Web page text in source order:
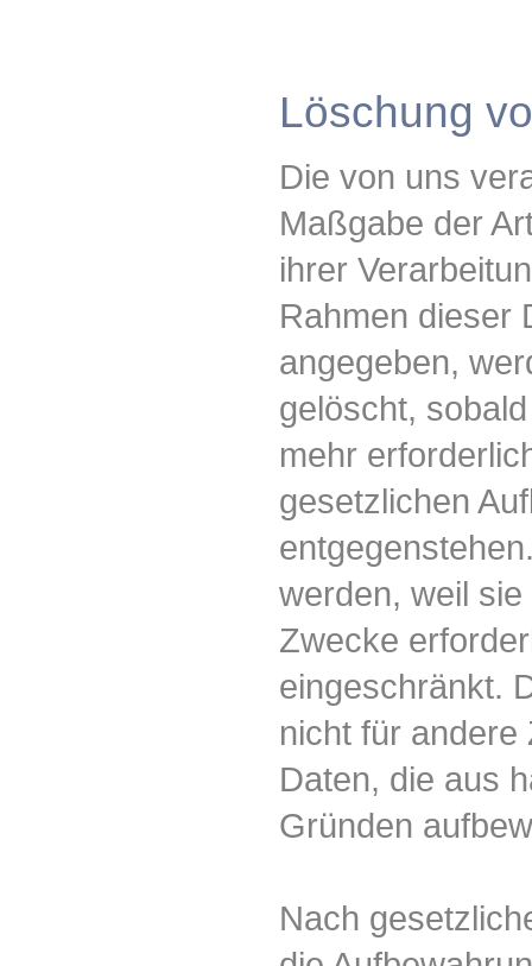
Löschung
Die von uns
Maßgabe der
ihrer
Rahmen dieser
angegeben,
gelöscht,
mehr
gesetzlichen
werden, weil
Zwecke
eingeschränkt.
nicht für
Daten, die aus
Gründen
Nach